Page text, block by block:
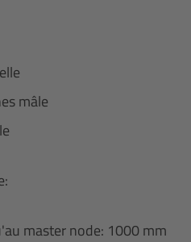
mâle
master node: 1000 mm